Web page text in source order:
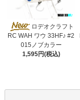
ロデオクラフト
RC WAH ワウ 33HF♪ #2
015ノブカラー
1,595円(税込)